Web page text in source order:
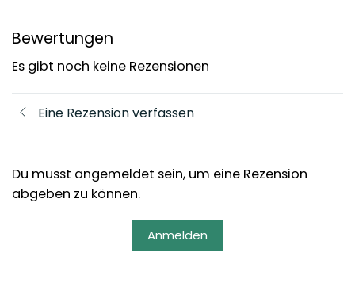
Bewertungen
Es gibt noch keine Rezensionen
Eine Rezension verfassen
Du musst angemeldet sein, um eine Rezension
abgeben zu können.
Anmelden